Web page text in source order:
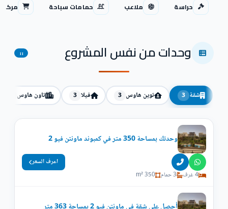
حراسة ملاعب حمامات سباحة مركز
وحدات من نفس المشروع 11
شقة 3 توين هاوس 3 فيلا 3 تاون هاوس
وحدتك بمساحة 350 متر في كمبوند ماونتن فيو 2
4 غرف 3 حمام 350 m²
اعرف السعر